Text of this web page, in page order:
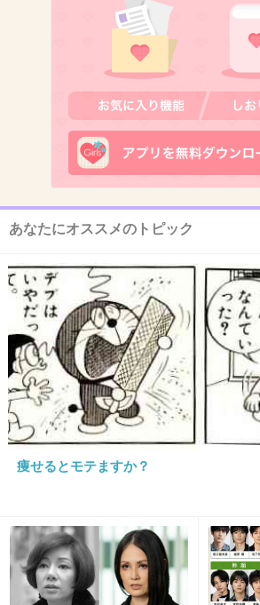
+143
2021/03/22(月) 09:48:17
この人、昨日初めてまじまじ
な癖があるね
+213
2021/03/22(月) 09:48:20
>>6
ちゅうはなしとか？
+73
15. 匿名 2021/03/22(月) 09:48:22
>>1
気持ちはわかる
好きな人でも汚いところ見たくないから恋愛もでき
4件の返信
あなたにオススメのトピック
痩せるとモテますか？